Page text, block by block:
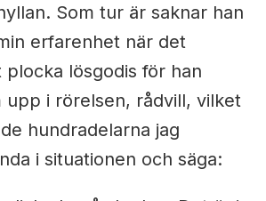
Som tur är saknar han
erfarenhet när det
lösgodis för han
upp i rörelsen, rådvill, vilket
hundradelarna jag
i situationen och säga: